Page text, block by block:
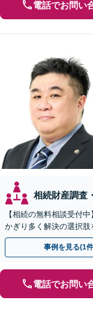
電話でお問い
相続財産調査
【相続の無料相談受付
かぎり多く解決の選択肢
事例を見る(1
電話でお問い